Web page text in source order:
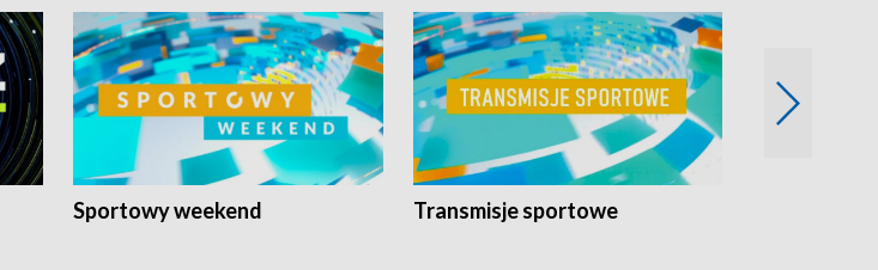
Sportowy weekend Transmisje sportowe